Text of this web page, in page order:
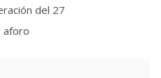
del 27
aforo